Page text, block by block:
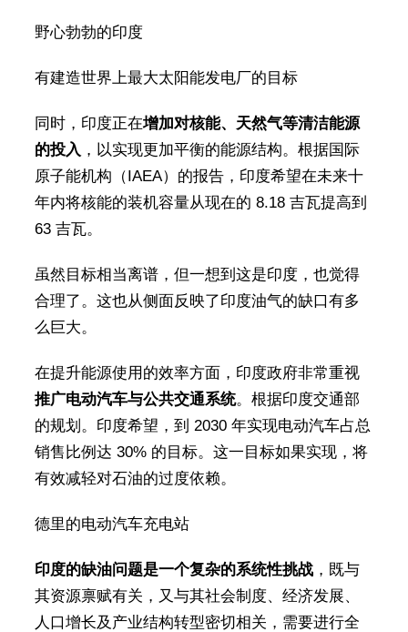
野心勃勃的印度
有建造世界上最大太阳能发电厂的目标
同时，印度正在增加对核能、天然气等清洁能源
的投入 ，以实现更加平衡的能源结构。根据国际
原子能机构（IAEA）的报告，印度希望在未来十
年内将核能的装机容量从现在的 8.18 吉瓦提高到
63 吉瓦。
虽然目标相当离谱，但一想到这是印度，也觉得
合理了。这也从侧面反映了印度油气的缺口有多
么巨大。
在提升能源使用的效率方面，印度政府非常重视
推广电动汽车与公共交通系统。根据印度交通部
的规划。印度希望，到 2030 年实现电动汽车占总
销售比例达 30% 的目标。这一目标如果实现，将
有效减轻对石油的过度依赖。
德里的电动汽车充电站
印度的缺油问题是一个复杂的系统性挑战，既与
其资源禀赋有关，又与其社会制度、经济发展、
人口增长及产业结构转型密切相关，需要进行全